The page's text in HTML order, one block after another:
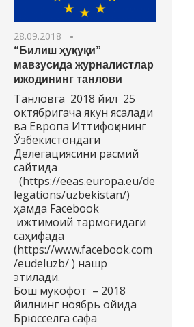
28.09.2018
“Билиш ҳуқуқи”
мавзусида журналистлар
ижодининг танлови
Танловга 2018 йил 25
октябригача якун ясалади
ва Европа Иттифоқининг
Ўзбекистондаги
Делегациясини расмий
сайтида
(https://eeas.europa.eu/de
legations/uzbekistan/)
ҳамда Facebook
ижтимоий тармоғидаги
саҳифада
(https://www.facebook.com
/eudeluzb/ ) нашр
этилади.
Бош мукофот – 2018
йилнинг ноябрь ойида
Брюсселга сафа